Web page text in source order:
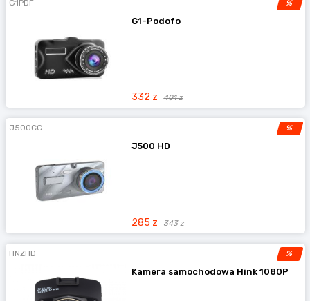
Sklep Google Play
Cena obejmuje:Specyficzna dla marki jednostka
główna o fabrycznym wyglądzie, zestaw
samochodów, kabel 2xUSB, kabel RCA, kabel
kamery cofania, antena GPS.
*Zawarte tutaj informacje są danymi dostarczonymi
przez producentów, które mogą zostać zmienione
przez producentów wdowolnym momencie bez
wcześniejszego powiadomienia. Prosimy o
zapoznanie się ze specyfikacją producenta przed
złożeniemzamówienia, ponieważ nie możemy wziąć
odpowiedzialności za zmiany lub odchylenia
Obraz pokazany powyżej jest w niektórych
przypadkach ilustracją poglądową.
%
G1PDF
G1-Podofo
332 z 401 z
%
J500CC
J500 HD
285 z 343 z
%
HNZHD
Kamera samochodowa Hink 1080P